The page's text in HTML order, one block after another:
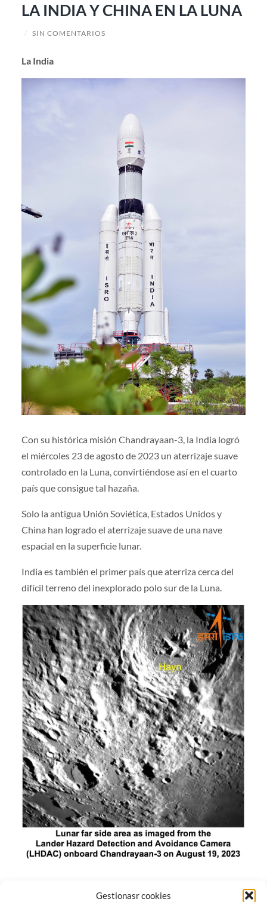
Gestionasr cookies
LA INDIA Y CHINA EN LA LUNA
/ SIN COMENTARIOS
La India
Con su histórica misión Chandrayaan-3, la India logró
el miércoles 23 de agosto de 2023 un aterrizaje suave
controlado en la Luna, convirtiéndose así en el cuarto
país que consigue tal hazaña.
Solo la antigua Unión Soviética, Estados Unidos y
China han logrado el aterrizaje suave de una nave
espacial en la superficie lunar.
India es también el primer país que aterriza cerca del
difícil terreno del inexplorado polo sur de la Luna.